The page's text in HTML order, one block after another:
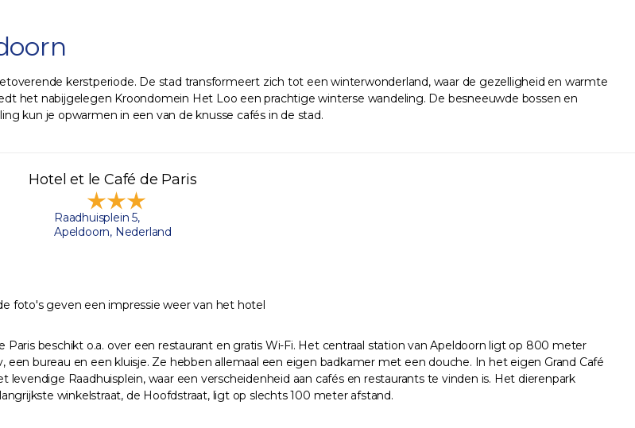
kerstperiode. De stad transformeert zich tot een winterwonderland, waar de gezelligheid en warmte
het nabijgelegen Kroondomein Het Loo een prachtige winterse wandeling. De besneeuwde bossen en
kun je opwarmen in een van de knusse cafés in de stad.
Hotel et le Café de Paris
Raadhuisplein 5,
Apeldoorn, Nederland
foto's geven een impressie weer van het hotel
beschikt o.a. over een restaurant en gratis Wi-Fi. Het centraal station van Apeldoorn ligt op 800 meter
bureau en een kluisje. Ze hebben allemaal een eigen badkamer met een douche. In het eigen Grand Café
Raadhuisplein, waar een verscheidenheid aan cafés en restaurants te vinden is. Het dierenpark
winkelstraat, de Hoofdstraat, ligt op slechts 100 meter afstand.